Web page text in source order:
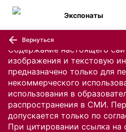
Содержание настоящего
изображения и текстовую
предназначено только для
некоммерческого
использования в
распространения в СМИ.
допускается только по
При цитировании ссылка на
Экспонаты
Вернуться